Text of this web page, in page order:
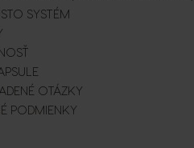
SYSTÉM
OTÁZKY
PODMIENKY